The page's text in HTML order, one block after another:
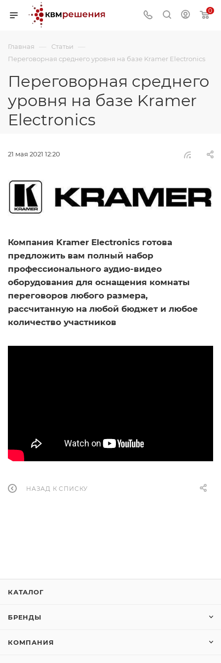
0
Главная — Статьи —
Переговорная среднего уровня на базе Kramer Electronics
Переговорная среднего
уровня на базе Kramer
Electronics
21 мая 2021 12:20
Компания Kramer Electronics готова
предложить вам полный набор
профессионального аудио-видео
оборудования для оснащения комнаты
переговоров любого размера,
рассчитанную на любой бюджет и любое
количество участников
НАЗАД К СПИСКУ
КАТАЛОГ
БРЕНДЫ
КОМПАНИЯ